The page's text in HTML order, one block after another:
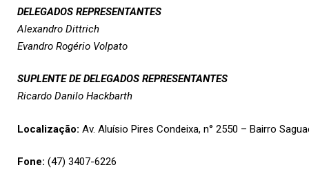
DELEGADOS REPRESENTANTES
Alexandro Dittrich
Evandro Rogério Volpato
SUPLENTE DE DELEGADOS REPRESENTANTES
Ricardo Danilo Hackbarth
Localização: Av. Aluísio Pires Condeixa, n° 2550 – Bairro
Fone: (47) 3407-6226